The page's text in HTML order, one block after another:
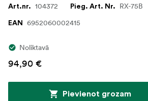
Art.nr. 104372 Pieg. Art. Nr. RX-75B
EAN 6952060002415
Noliktavā
94,90 €
Pievienot grozam